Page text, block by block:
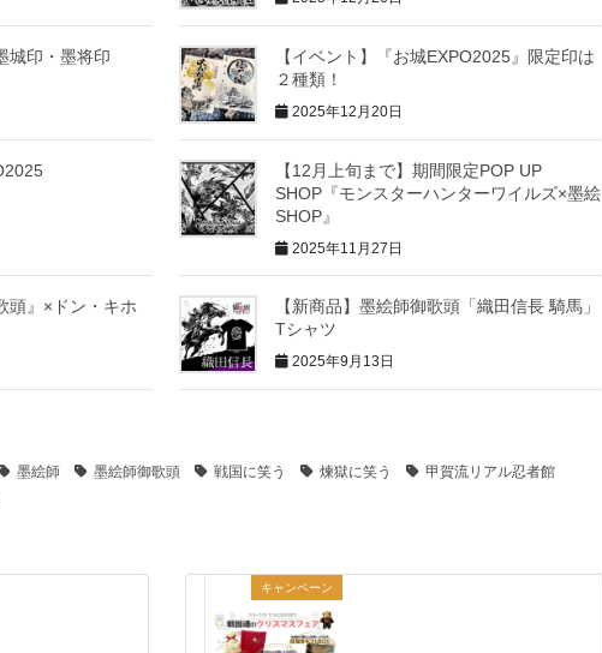
城印・墨将印
【イベント】『お城EXPO2025』限定印は
２種類！
2025年12月20日
【12月上旬まで】期間限定POP UP
SHOP『モンスターハンターワイルズ×墨絵
SHOP』
2025年11月27日
頭』×ドン・キホ
【新商品】墨絵師御歌頭「織田信長 騎馬」
Tシャツ
2025年9月13日
墨絵師 墨絵師御歌頭 戦国に笑う 煉獄に笑う
甲賀流リアル忍者館
キャンペーン